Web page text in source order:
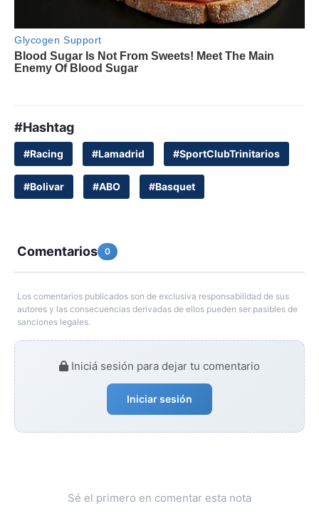
#Hashtag
#Racing #Lamadrid #SportClubTrinitarios
#Bolivar #ABO #Basquet
Comentarios 0
Los comentarios publicados son de exclusiva responsabilidad de sus
autores y las consecuencias derivadas de ellos pueden ser pasibles de
sanciones legales.
Iniciá sesión para dejar tu comentario
Iniciar sesión
Sé el primero en comentar esta nota